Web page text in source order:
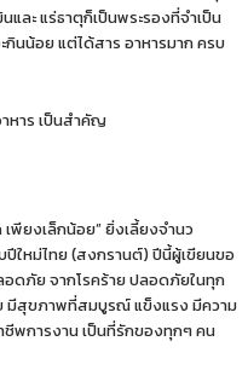
และ แร่ธาตุก็เป็นพระรองที่จําเป็น
กินน้อย แต่ได้สาร อาหารมาก ครบ
หาร เป็นสําคัญ
พียงเล็กน้อย” ยิ่งเลี้ยงจํานว
ปีใหม่ไทย (สงกรานต์) ปีนี้ผู้เขียนขอ
ดภัย จากโรคร้าย ปลอดภัยในทุก
มีสุขภาพที่สมบูรณ์ แข็งแรง มีความ
ชีพการงาน เป็นที่รักของทุกๆ คน